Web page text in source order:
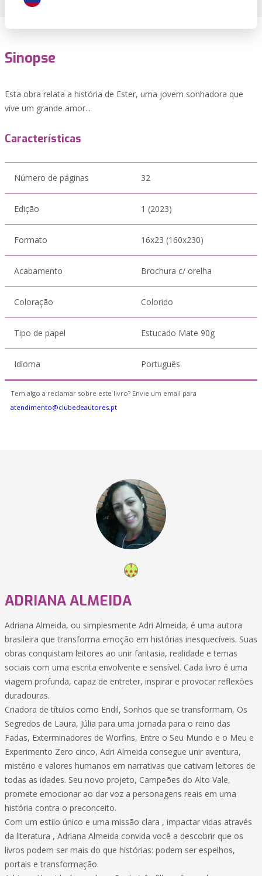
Sinopse
Esta obra relata a história de Ester, uma jovem sonhadora que
vive um grande amor...
Características
Número de páginas 32
Edição 1 (2023)
Formato 16x23 (160x230)
Acabamento Brochura c/ orelha
Coloração Colorido
Tipo de papel Estucado Mate 90g
Idioma Português
Tem algo a reclamar sobre este livro? Envie um email para
atendimento@clubedeautores.pt
ADRIANA ALMEIDA
Adriana Almeida, ou simplesmente Adri Almeida, é uma autora
brasileira que transforma emoção em histórias inesquecíveis. Suas
obras conquistam leitores ao unir fantasia, realidade e temas
sociais com uma escrita envolvente e sensível. Cada livro é uma
viagem profunda, capaz de entreter, inspirar e provocar reflexões
duradouras.
Criadora de títulos como Endil, Sonhos que se transformam, Os
Segredos de Laura, Júlia para uma jornada para o reino das
Fadas, Exterminadores de Worfins, Entre o Seu Mundo e o Meu e
Experimento Zero cinco, Adri Almeida consegue unir aventura,
mistério e valores humanos em narrativas que cativam leitores de
todas as idades. Seu novo projeto, Campeões do Alto Vale,
promete emocionar ao dar voz a personagens reais em uma
história contra o preconceito.
Com um estilo único e uma missão clara , impactar vidas através
da literatura , Adriana Almeida convida você a descobrir que os
livros podem ser mais do que histórias: podem ser espelhos,
portais e transformação.